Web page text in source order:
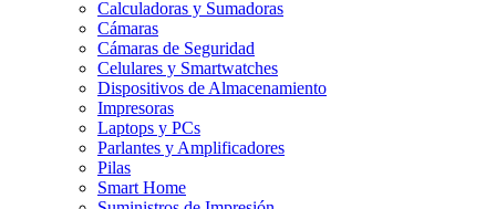
Calculadoras y Sumadoras
Cámaras
Cámaras de Seguridad
Celulares y Smartwatches
Dispositivos de Almacenamiento
Impresoras
Laptops y PCs
Parlantes y Amplificadores
Pilas
Smart Home